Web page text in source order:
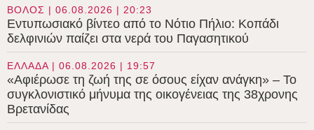
ΒΟΛΟΣ | 06.08.2026 | 20:23
Εντυπωσιακό βίντεο από το Νότιο Πήλιο: Κοπάδι
δελφινιών παίζει στα νερά του Παγασητικού
ΕΛΛΑΔΑ | 06.08.2026 | 19:57
«Αφιέρωσε τη ζωή της σε όσους είχαν ανάγκη» – Το
συγκλονιστικό μήνυμα της οικογένειας της 38χρονης
Βρετανίδας